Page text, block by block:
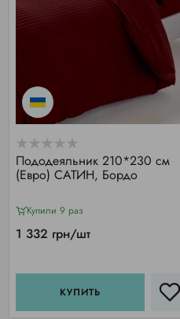
Пододеяльник 210*230 см
(Евро) САТИН, Бордо
Купили 9 раз
1 332 грн/шт
КУПИТЬ